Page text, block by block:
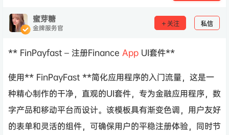
蜜芽糖
金牌服务官 关注 私信
** FinPayfast – 注册Finance App UI套件**
使用** FinPayFast **简化应用程序的入门流量，这是一
种精心制作的干净，直观的UI套件，专为金融应用程序，数
字产品和移动平台而设计。该模板具有渐变色调，用户友好
的表单和灵活的组件，可确保用户的平稳注册体验，同时节